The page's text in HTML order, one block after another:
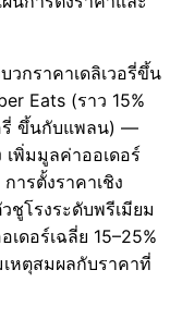
วกราคาเดลิเวอรี่ขึ้น
Eats (ราว 15%
อรี่ ขึ้นกับแพลน) —
เพิ่มมูลค่าออเดอร์
ารตั้งราคาเชิง
ชูโรงระดับพรีเมียม
ดอร์เฉลี่ย 15–25%
หตุสมผลกับราคาที่